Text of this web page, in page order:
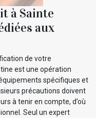
à Sainte
aux
de votre
est une opération
spécifiques et
précautions doivent
à tenir en compte, d’où
Seul un expert